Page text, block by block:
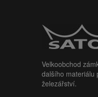
Velkoobchod
dalšího materiálu
železářství.